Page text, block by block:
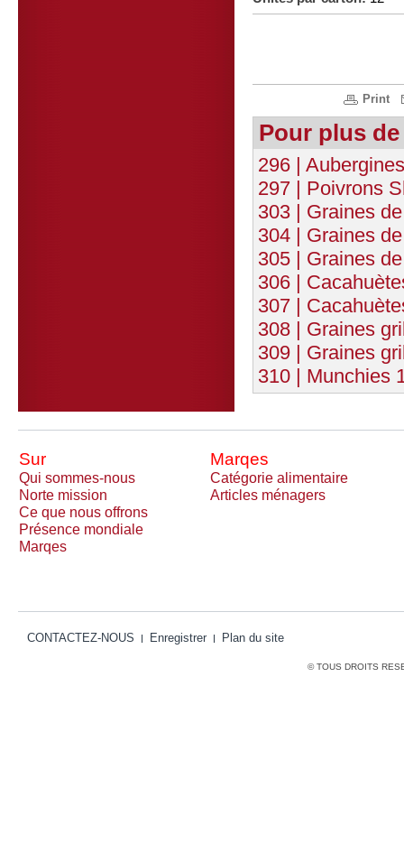
Print
Pour plus
296 |
297 | Poivrons
303 | Graines
304 | Graines
305 | Graines
306 |
307 |
308 | Graines
309 | Graines
310 | Munchies
Sur Marqes
Qui sommes-nous
Catégorie alimentaire
Norte mission
Articles ménagers
Ce que nous offrons
Présence mondiale
Marqes
CONTACTEZ-NOUS Enregistrer Plan du site
© TOUS DROITS